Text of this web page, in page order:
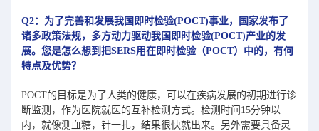
Q2：为了完善和发展我国即时检验(POCT)事业，国家发布了
诸多政策法规，多方动力驱动我国即时检验(POCT)产业的发
展。您是怎么想到把SERS用在即时检验（POCT）中的，有何
特点及优势？
POCT的目标是为了人类的健康，可以在疾病发展的初期进行诊
断监测，作为医院就医的互补检测方式。检测时间15分钟以
内，就像测血糖，针一扎，结果很快就出来。另外需要具备灵